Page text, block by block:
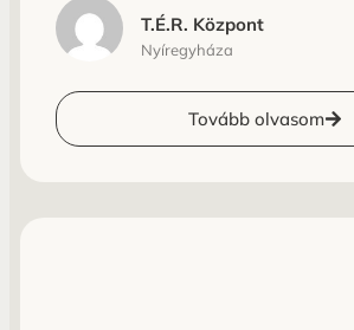
T.É.R. Központ
Nyíregyháza
Tovább olvasom